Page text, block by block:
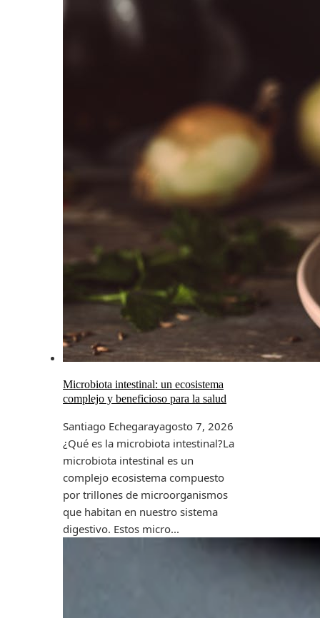
Microbiota intestinal: un ecosistema
complejo y beneficioso para la salud
Santiago Echegarayagosto 7, 2026
¿Qué es la microbiota intestinal?La
microbiota intestinal es un
complejo ecosistema compuesto
por trillones de microorganismos
que habitan en nuestro sistema
digestivo. Estos micro...